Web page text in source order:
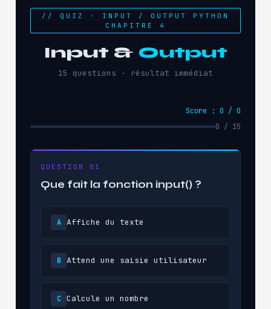
// QUIZ · INPUT / OUTPUT PYTHON
CHAPITRE 4
Input & Output
15 questions · résultat immédiat
Score : 0 / 0
0 / 15
QUESTION 01
Que fait la fonction input() ?
A Affiche du texte
B Attend une saisie utilisateur
C Calcule un nombre